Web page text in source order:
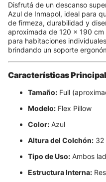
Disfrutá de un descanso
Azul de Inmapol, ideal para
de firmeza, durabilidad y
aproximada de 120 x 190
para habitaciones
brindando un soporte
Características
Tamaño: Full
Modelo: Flex Pillow
Color: Azul
Altura del Colchón: 32
Tipo de Uso: Ambos
Estructura Interna: